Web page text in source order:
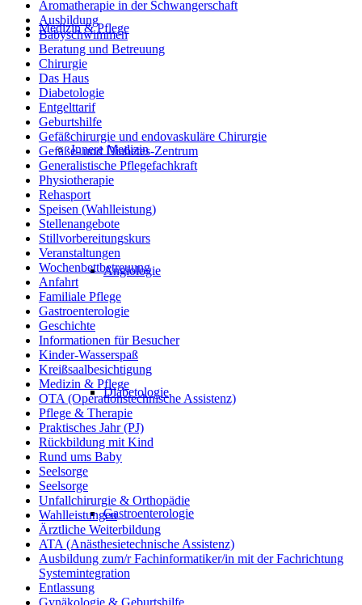
Medizin & Pflege
Innere Medizin
Angiologie
Diabetologie
Gastroenterologie
Aromatherapie in der Schwangerschaft
Ausbildung
Babyschwimmen
Beratung und Betreuung
Chirurgie
Das Haus
Diabetologie
Entgelttarif
Geburtshilfe
Gefäßchirurgie und endovaskuläre Chirurgie
Gefäße- und Diabetes-Zentrum
Generalistische Pflegefachkraft
Physiotherapie
Rehasport
Speisen (Wahlleistung)
Stellenangebote
Stillvorbereitungskurs
Veranstaltungen
Wochenbettbetreuung
Anfahrt
Familiale Pflege
Gastroenterologie
Geschichte
Informationen für Besucher
Kinder-Wasserspaß
Kreißsaalbesichtigung
Medizin & Pflege
OTA (Operationstechnische Assistenz)
Pflege & Therapie
Praktisches Jahr (PJ)
Rückbildung mit Kind
Rund ums Baby
Seelsorge
Seelsorge
Unfallchirurgie & Orthopädie
Wahlleistungen
Ärztliche Weiterbildung
ATA (Anästhesietechnische Assistenz)
Ausbildung zum/r Fachinformatiker/in mit der Fachrichtung
Systemintegration
Entlassung